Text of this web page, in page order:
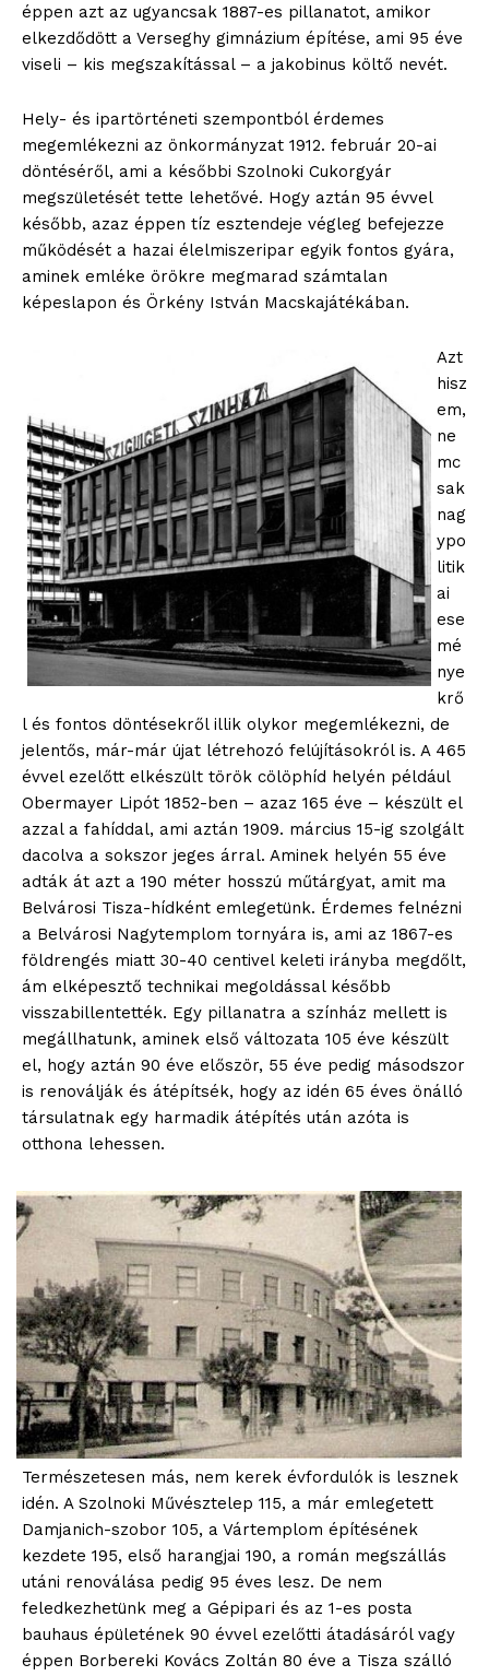
blogSZOLNOK
szubjektív élményportál
Hasznos
bSZ fiók
Előfizetés
Kapcsolat
Adatkezelési tájékoztató
Hirdetés
éppen azt az ugyancsak 1887-es pillanatot, amikor
elkezdődött a Verseghy gimnázium építése, ami 95 éve
viseli – kis megszakítással – a jakobinus költő nevét.
Hely- és ipartörténeti szempontból érdemes
megemlékezni az önkormányzat 1912. február 20-ai
döntéséről, ami a későbbi Szolnoki Cukorgyár
megszületését tette lehetővé. Hogy aztán 95 évvel
később, azaz éppen tíz esztendeje végleg befejezze
működését a hazai élelmiszeripar egyik fontos gyára,
aminek emléke örökre megmarad számtalan
képeslapon és Örkény István Macskajátékában.
Azt
hisz
em,
ne
mc
sak
nag
ypo
litik
ai
ese
mé
nye
krő
l és fontos döntésekről illik olykor megemlékezni, de
jelentős, már-már újat létrehozó felújításokról is. A 465
évvel ezelőtt elkészült török cölöphíd helyén például
Obermayer Lipót 1852-ben – azaz 165 éve – készült el
azzal a fahíddal, ami aztán 1909. március 15-ig szolgált
dacolva a sokszor jeges árral. Aminek helyén 55 éve
adták át azt a 190 méter hosszú műtárgyat, amit ma
Belvárosi Tisza-hídként emlegetünk. Érdemes felnézni
a Belvárosi Nagytemplom tornyára is, ami az 1867-es
földrengés miatt 30-40 centivel keleti irányba megdőlt,
ám elképesztő technikai megoldással később
visszabillentették. Egy pillanatra a színház mellett is
megállhatunk, aminek első változata 105 éve készült
el, hogy aztán 90 éve először, 55 éve pedig másodszor
is renoválják és átépítsék, hogy az idén 65 éves önálló
társulatnak egy harmadik átépítés után azóta is
otthona lehessen.
Természetesen más, nem kerek évfordulók is lesznek
idén. A Szolnoki Művésztelep 115, a már emlegetett
Damjanich-szobor 105, a Vártemplom építésének
kezdete 195, első harangjai 190, a román megszállás
utáni renoválása pedig 95 éves lesz. De nem
feledkezhetünk meg a Gépipari és az 1-es posta
bauhaus épületének 90 évvel ezelőtti átadásáról vagy
éppen Borbereki Kovács Zoltán 80 éve a Tisza szálló